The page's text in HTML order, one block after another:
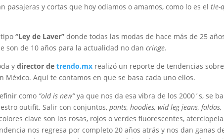
pasajeras y cortas que hoy odiamos o amamos, como lo es eltie-
tipo“Ley de Laver” donde todas las modas de hace más de 25
son de 10 años para la actualidad no dancringe.
ydirector detrendo.mx realizó un reporte de tendencias
México. Aquí te contamos en que se basa cada uno ellos.
como ”old is new”ya que nos da esa vibra de los 2000´s, se
outifit. Salir con conjuntos,pants, hoodies, wid leg jeans, faldas,
clave son los rosas, rojos o verdes fluorescentes,
nos regresa por completo 20 años atrás y nos dan ganas